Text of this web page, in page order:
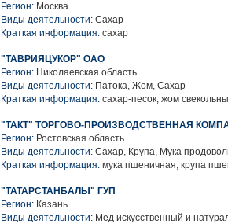
Регион: Москва
Виды деятельности: Сахар
Краткая информация: сахар
"ТАВРИЯЦУКОР" ОАО
Регион: Николаевская область
Виды деятельности: Патока, Жом, Сахар
Краткая информация: сахар-песок, жом
"ТАКТ" ТОРГОВО-ПРОИЗВОДСТВЕННАЯ
Регион: Ростовская область
Виды деятельности: Сахар, Крупа, Мука
Краткая информация: мука пшеничная, крупа
"ТАТАРСТАНБАЛЫ" ГУП
Регион: Казань
Виды деятельности: Мед искусственный и